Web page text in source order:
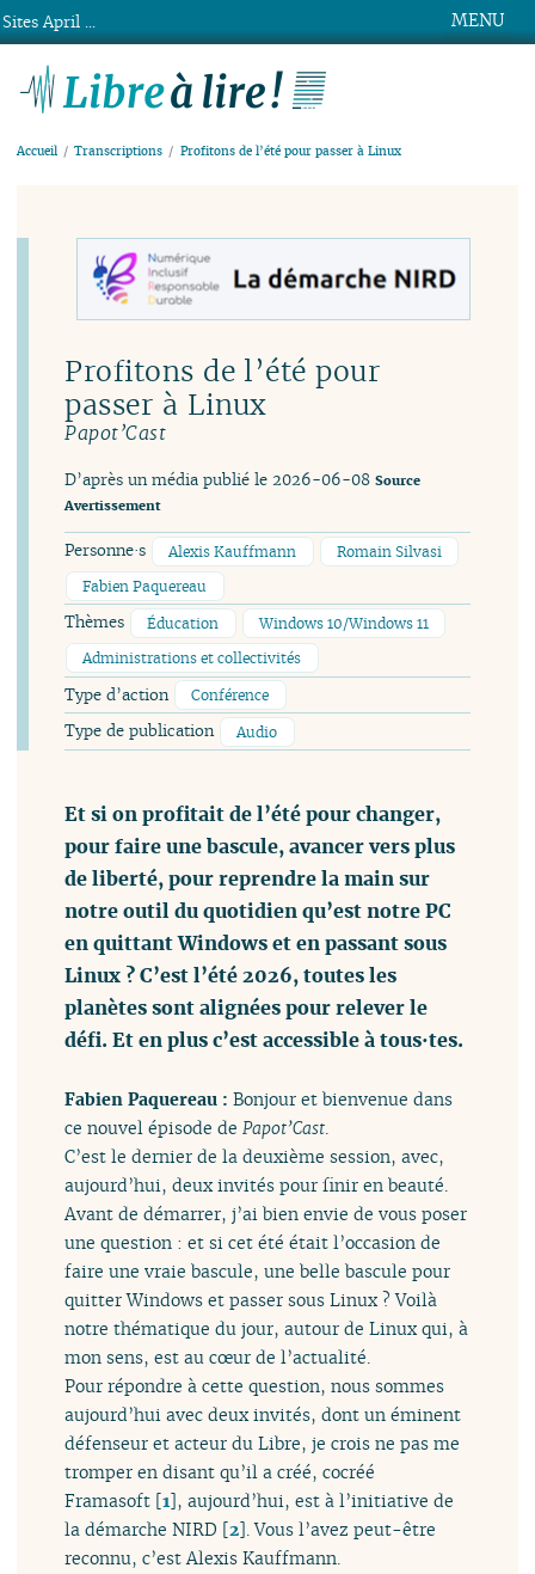
MENU
Accueil Transcriptions Profitons de l’été pour passer à Linux
Profitons de l’été pour
passer à Linux
Papot’Cast
D’après un média publié le 2026-06-08 Source
Avertissement
Personne·s Alexis Kauffmann
Romain Silvasi
Fabien Paquereau
Thèmes Éducation
Windows 10/Windows 11
Administrations et collectivités
Type d’action Conférence
Type de publication Audio
Et si on profitait de l’été pour changer,
pour faire une bascule, avancer vers plus
de liberté, pour reprendre la main sur
notre outil du quotidien qu’est notre PC
en quittant Windows et en passant sous
Linux ? C’est l’été 2026, toutes les
planètes sont alignées pour relever le
défi. Et en plus c’est accessible à tous·tes.
Fabien Paquereau :Bonjour et bienvenue dans
ce nouvel épisode dePapot’Cast.
C’est le dernier de la deuxième session, avec,
aujourd’hui, deux invités pour finir en beauté.
Avant de démarrer, j’ai bien envie de vous poser
une question : et si cet été était l’occasion de
faire une vraie bascule, une belle bascule pour
quitter Windows et passer sous Linux ? Voilà
notre thématique du jour, autour de Linux qui, à
mon sens, est au cœur de l’actualité.
Pour répondre à cette question, nous sommes
aujourd’hui avec deux invités, dont un éminent
défenseur et acteur du Libre, je crois ne pas me
tromper en disant qu’il a créé, cocréé
Framasoft [1], aujourd’hui, est à l’initiative de
la démarche NIRD [2]. Vous l’avez peut-être
reconnu, c’est Alexis Kauffmann.
Sites April ...